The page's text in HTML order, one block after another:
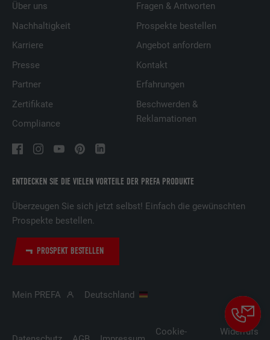
ENTDECKEN SIE DIE VIELEN VORTEILE DER PREFA PRODUKTE
Überzeugen Sie sich jetzt selbst! Einfach die gewünschten
Prospekte bestellen.
PROSPEKT BESTELLEN
Über uns
Nachhaltigkeit
Karriere
Presse
Partner
Zertifikate
Compliance
Fragen & Antworten
Prospekte bestellen
Angebot anfordern
Kontakt
Erfahrungen
Beschwerden &
Reklamationen
Mein PREFA Deutschland
Cookie-